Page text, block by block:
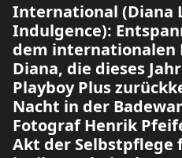
International (Diana
Indulgence):
dem internationalen
Diana, die dieses
Playboy Plus
Nacht in der
Fotograf Henrik
Akt der Selbstpflege